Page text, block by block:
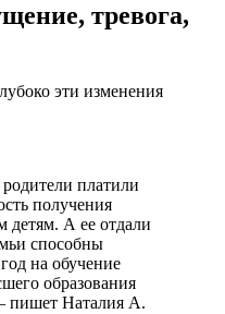
тревога,
эти изменения
платили
получения
детям. А ее отдали
способны
на обучение
образования
пишет Наталия А.